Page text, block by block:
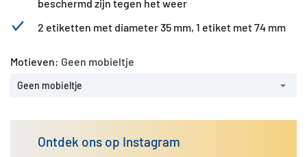
beschermd zijn tegen het weer
2 etiketten met diameter 35 mm, 1 etiket met 74 mm
Motieven: Geen mobieltje
Geen mobieltje
Ontdek ons op Instagram